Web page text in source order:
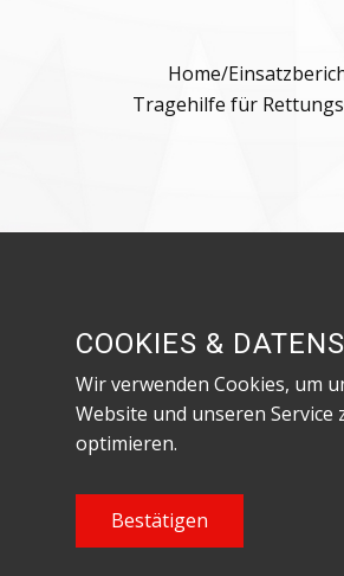
Home/
Tragehilfe für
der Pegnitz, 2023
Datenschutzerklärung &
COOKIES &
Wir verwenden Cookies, um
Website und unseren Service
optimieren.
Bestätigen